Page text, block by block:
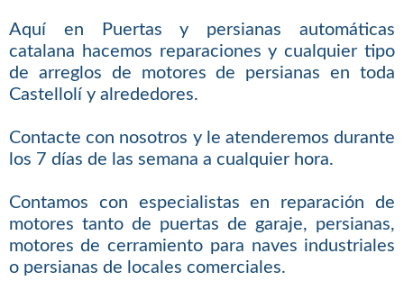
Aquí en Puertas y persianas automáticas
catalana hacemos reparaciones y cualquier tipo
de arreglos de motores de persianas en toda
Castellolí y alrededores.
Contacte con nosotros y le atenderemos durante
los 7 días de las semana a cualquier hora.
Contamos con especialistas en reparación de
motores tanto de puertas de garaje, persianas,
motores de cerramiento para naves industriales
o persianas de locales comerciales.